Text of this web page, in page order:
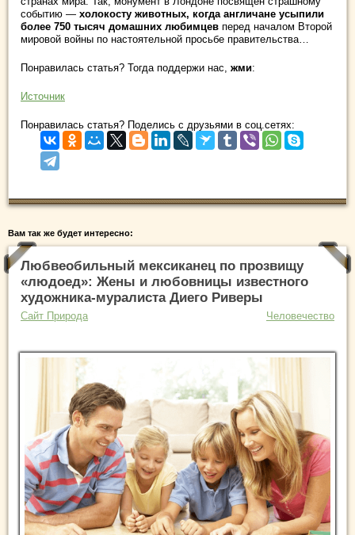
событию — холокосту животных, когда англичане усыпили
более 750 тысяч домашних любимцев перед началом Второй
мировой войны по настоятельной просьбе правительства…
Понравилась статья? Тогда поддержи нас, жми:
Источник
Понравилась статья? Поделись с друзьями в соц.сетях:
Вам так же будет интересно:
Любвеобильный мексиканец по прозвищу
«людоед»: Жены и любовницы известного
художника-муралиста Диего Риверы
Сайт Природа Человечество